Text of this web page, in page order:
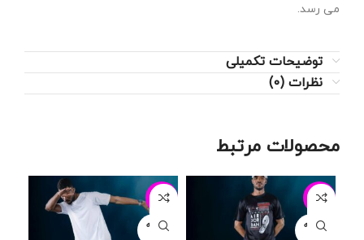
می رسد.
توضیحات تکمیلی
نظرات (0)
محصولات مرتبط
-29%
فروخته
-21%
فروخته